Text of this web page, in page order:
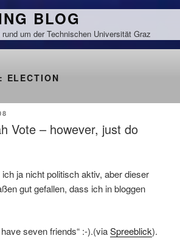
BLOG
um der Technischen Universität Graz
ELECTION
Vote – however, just do
ja nicht politisch aktiv, aber dieser
gut gefallen, dass ich in bloggen
seven friends“ :-).(viaSpreeblick).